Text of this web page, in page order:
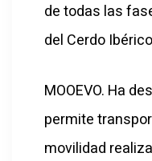
de todas las
del Cerdo
MOOEVO. Ha
permite
movilidad